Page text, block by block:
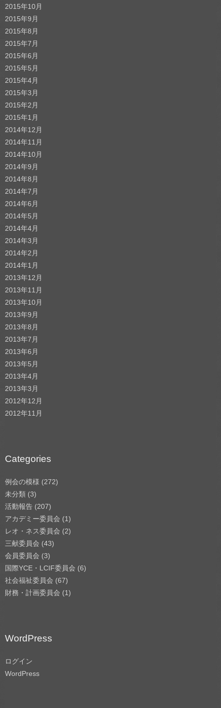
2015年10月
2015年9月
2015年8月
2015年7月
2015年6月
2015年5月
2015年4月
2015年3月
2015年2月
2015年1月
2014年12月
2014年11月
2014年10月
2014年9月
2014年8月
2014年7月
2014年6月
2014年5月
2014年4月
2014年3月
2014年2月
2014年1月
2013年12月
2013年11月
2013年10月
2013年9月
2013年8月
2013年7月
2013年6月
2013年5月
2013年4月
2013年3月
2012年12月
2012年11月
Categories
例会の模様 (272)
未分類 (3)
活動報告 (207)
アカデミー委員会 (1)
レオ・ネス委員会 (2)
三献委員会 (43)
会員委員会 (3)
国際YCE・LCIF委員会 (6)
社会福祉委員会 (67)
財務・計画委員会 (1)
WordPress
ログイン
WordPress